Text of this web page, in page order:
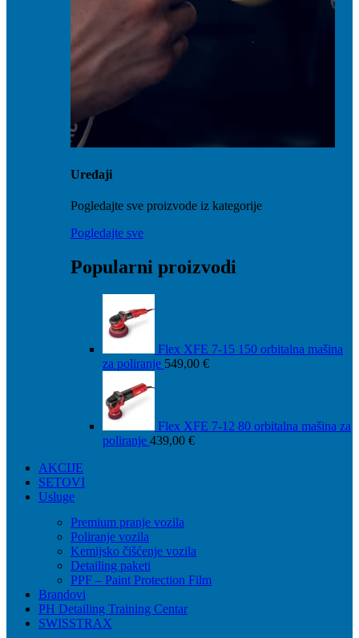
Uređaji
Pogledajte sve proizvode iz kategorije
Pogledajte sve
Popularni proizvodi
Flex XFE 7-15 150 orbitalna mašina
za poliranje 549,00 €
Flex XFE 7-12 80 orbitalna mašina za
poliranje 439,00 €
AKCIJE
SETOVI
Usluge
Premium pranje vozila
Poliranje vozila
Kemijsko čišćenje vozila
Detailing paketi
PPF – Paint Protection Film
Brandovi
PH Detailing Training Centar
SWISSTRAX